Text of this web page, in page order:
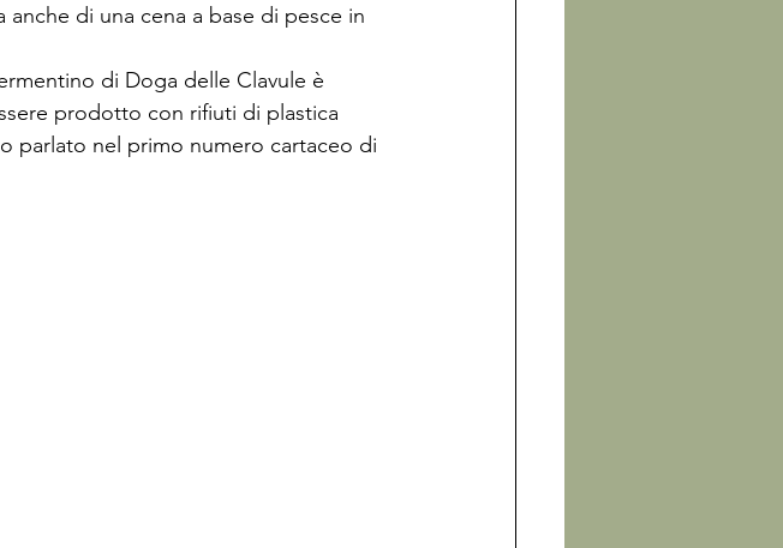
di una cena a base di pesce in
di Doga delle Clavule è
prodotto con rifiuti di plastica
parlato nel primo numero cartaceo di